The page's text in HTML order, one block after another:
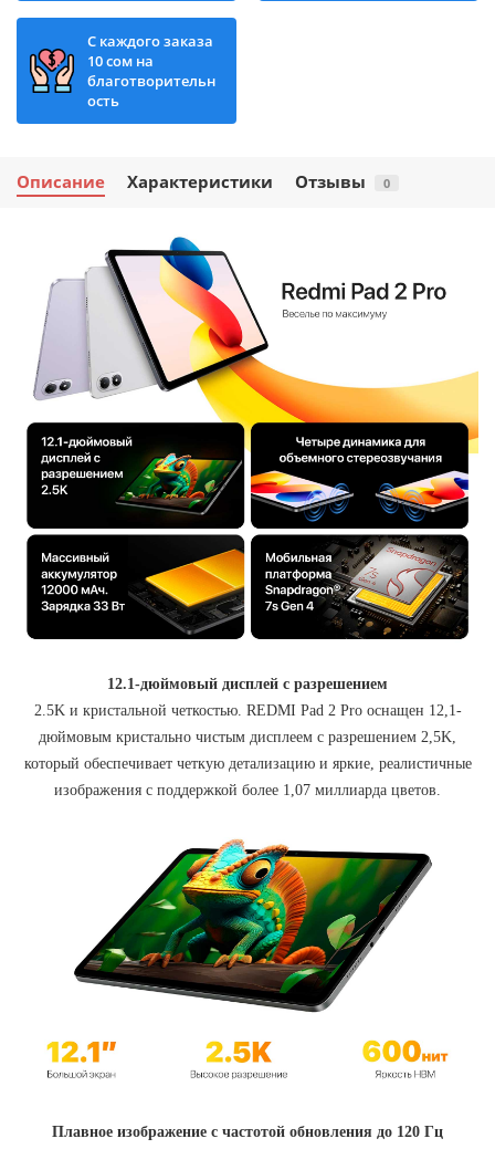
С каждого заказа
10 сом на
благотворительн
ость
Описание Характеристики Отзывы 0
12.1-дюймовый дисплей с разрешением
2.5K и кристальной четкостью. REDMI Pad 2 Pro оснащен 12,1-
дюймовым кристально чистым дисплеем с разрешением 2,5K,
который обеспечивает четкую детализацию и яркие, реалистичные
изображения с поддержкой более 1,07 миллиарда цветов.
Плавное изображение с частотой обновления до 120 Гц